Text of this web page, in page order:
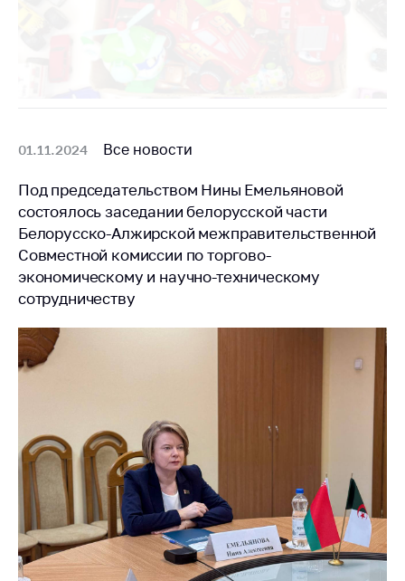
Упрощение условий
Рекомендации по
предотвращению
распространения
COVID-19 для
субъектов торговли,
общественного
питания, бытового
обслуживания
регулирования и
конкурентной
политики
01.11.2024 Все новости
Под председательством Нины Емельяновой
состоялось заседании белорусской части
Белорусско-Алжирской межправительственной
Совместной комиссии по торгово-
экономическому и научно-техническому
сотрудничеству